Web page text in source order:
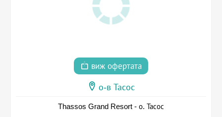
виж офертата
о-в Тасос
Thassos Grand Resort - о. Тасос